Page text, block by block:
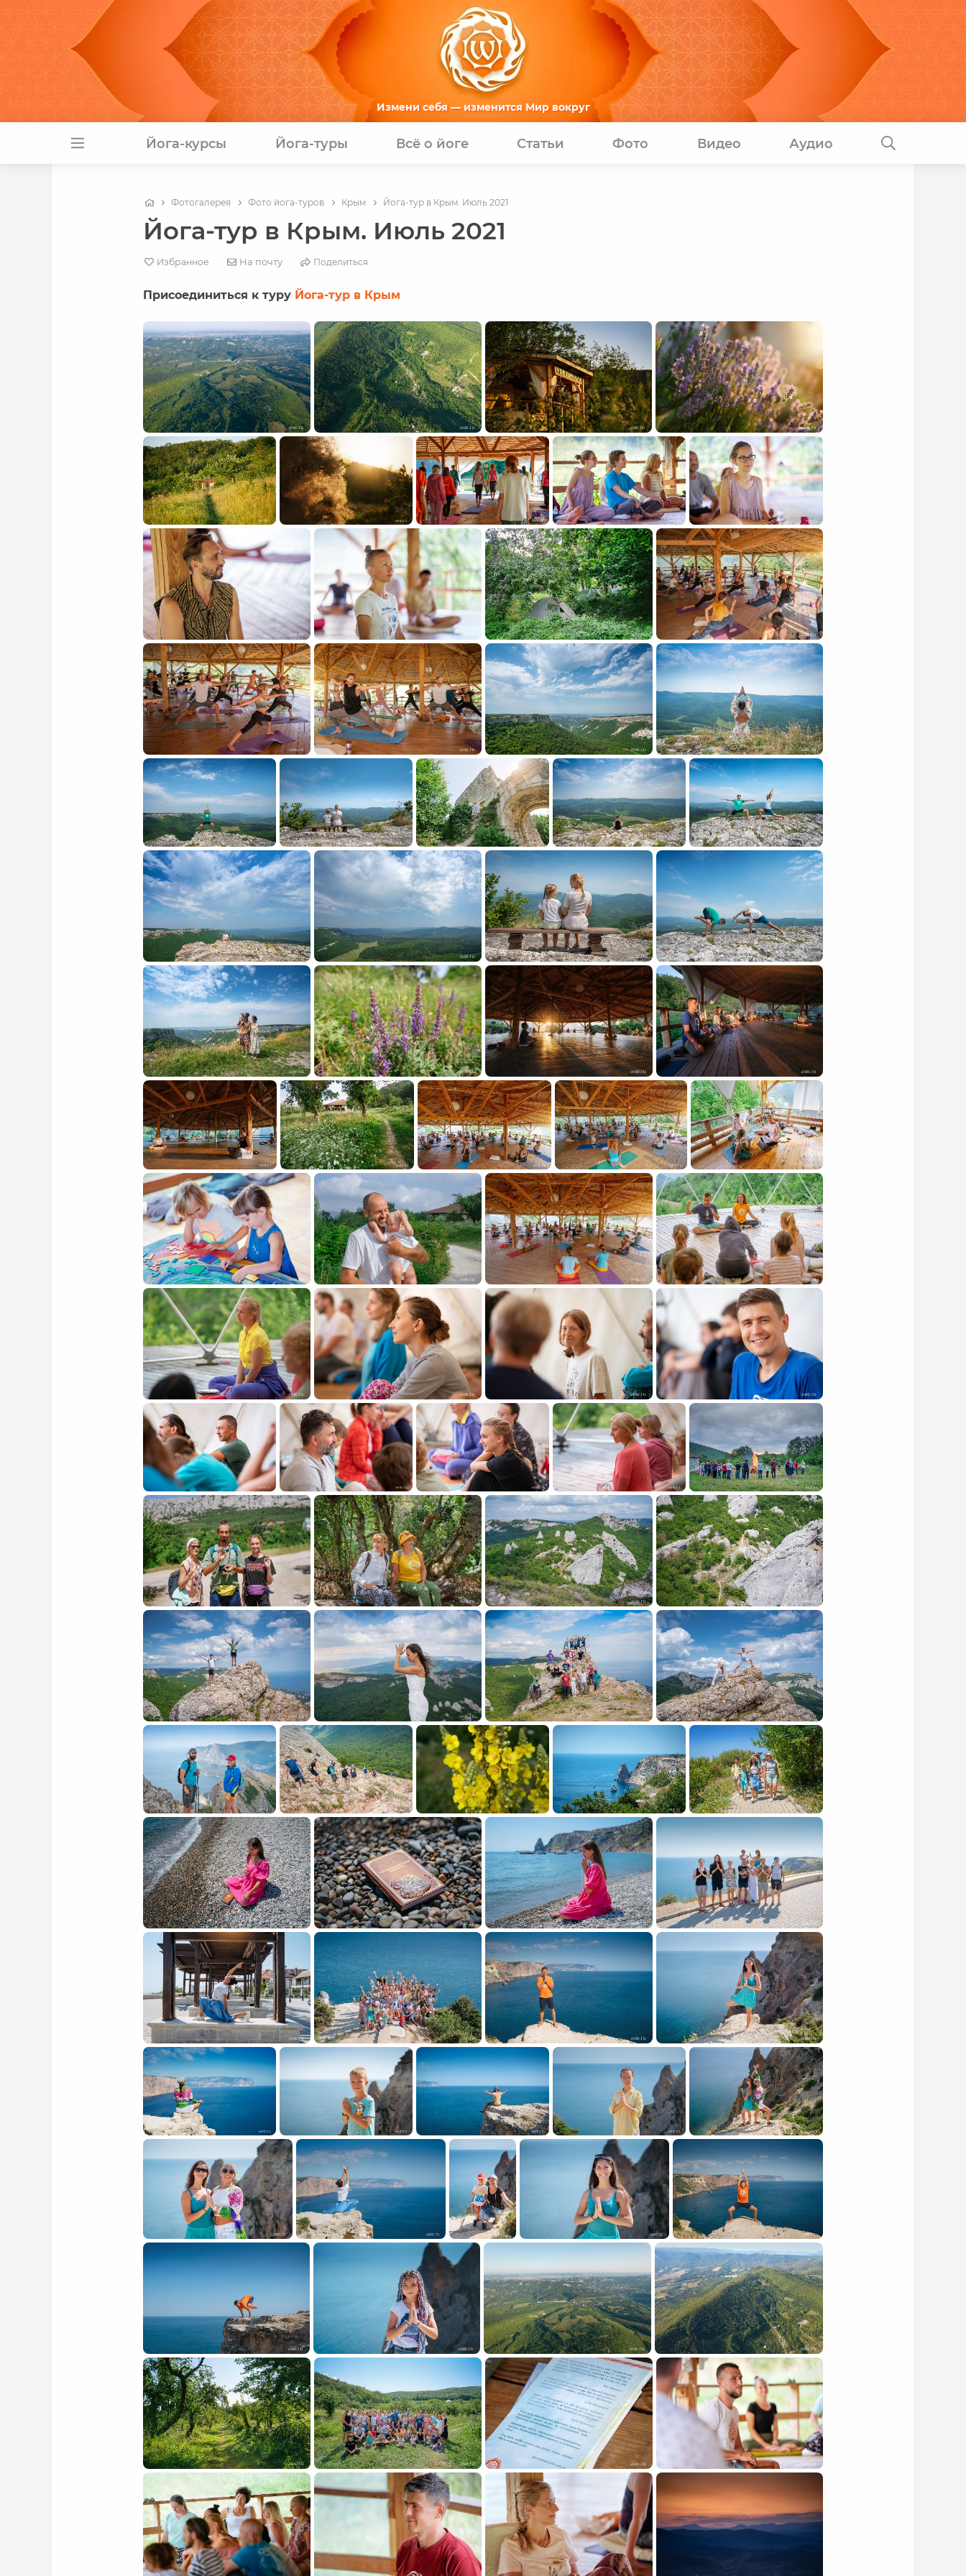
Измени себя — изменится Мир вокруг
Йога-курсы Йога-туры Всё о йоге Статьи Фото Видео Аудио
Фотогалерея Фото йога-туров Крым Йога-тур в Крым. Июль 2021
Йога-тур в Крым. Июль 2021
Избранное На почту Поделиться
Присоединиться к туру Йога-тур в Крым